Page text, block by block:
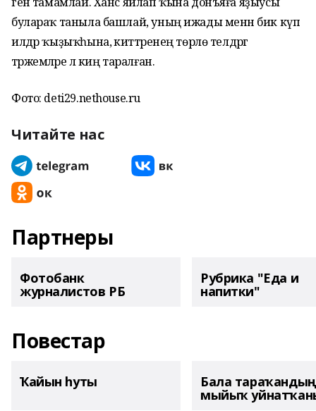
булараҡ таныла башлай, уның ижады менән бик күп
илдәр ҡыҙыҡһына, әкиәттәренең төрлө телдәргә
тәржемәләре лә киң таралған.
Фото: deti29.nethouse.ru
Читайте нас
Партнеры
Фотобанк
журналистов РБ
Рубрика "Еда и
напитки"
Повестар
Ҡайын һуты Бала тараҡандың
мыйыҡ